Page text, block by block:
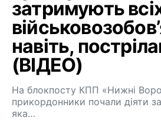
затримують
навіть,
(ВІДЕО)
На блокпосту КПП «Нижні
прикордонники почали діяти
яка…